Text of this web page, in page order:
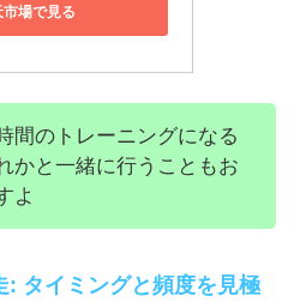
市場で見る
間のトレーニングになる
かと一緒に行うこともお
よ
: タイミングと頻度を見極